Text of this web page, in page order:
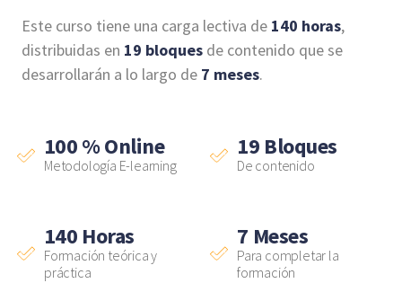
Este curso tiene una carga lectiva de 140 horas,
distribuidas en 19 bloquesde contenido que se
desarrollarán a lo largo de 7 meses.
100% Online
Metodología E-learning
19 Bloques
De contenido
140 Horas
Formación teórica y
práctica
7 Meses
Para completar la
formación